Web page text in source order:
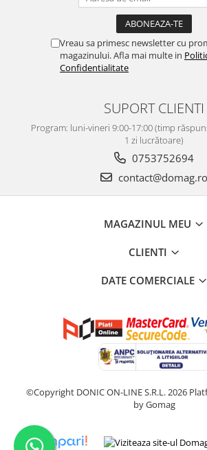
Vreau sa primesc newsletter cu
magazinului. Afla mai multe in
Confidentialitate
SUPORT CLIENTI
Program: luni-vineri 9:00-17:00 (timp
1 zi lucrătoare)
0753752694
contact@domag.ro
MAGAZINUL MEU
CLIENTI
DATE COMERCIALE
©Copyright DONIC ON-LINE S.R.L. 2026
by Gomag